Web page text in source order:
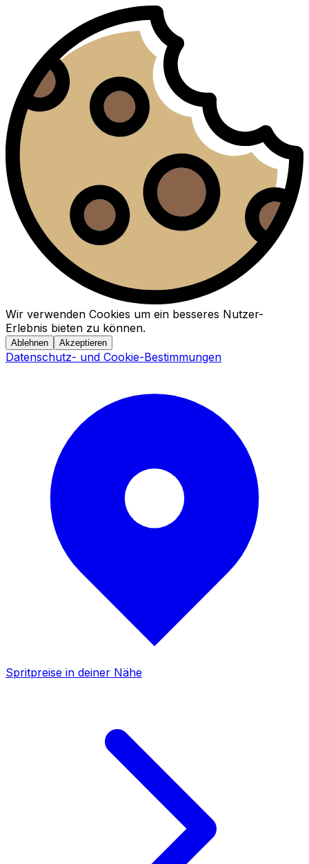
Wir verwenden Cookies um ein besseres Nutzer-
Erlebnis bieten zu können.
Ablehnen Akzeptieren
Datenschutz- und Cookie-Bestimmungen
Spritpreise in deiner Nähe